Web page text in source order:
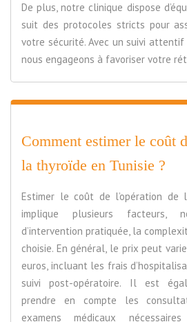
De plus, notre clinique dispose
suit des protocoles stricts pour
votre sécurité. Avec un suivi attentif
nous engageons à favoriser votre
Comment estimer le coût
la thyroïde en Tunisie ?
Estimer le coût de l’opération de
implique plusieurs facteurs,
d’intervention pratiquée, la
choisie. En général, le prix peut
euros, incluant les frais
suivi post-opératoire. Il est
prendre en compte les
examens médicaux